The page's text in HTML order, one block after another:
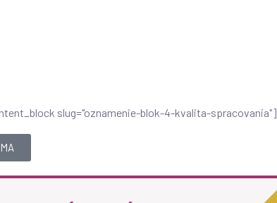
slug="oznamenie-blok-4-kvalita-spracovania"]